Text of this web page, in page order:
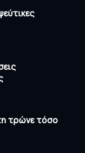
τρώνε τόσο